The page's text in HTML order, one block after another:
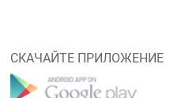
При случайном приёме
следует учитывать
латанопроста. Более 90
печень. Внутривенная
СКАЧАЙТЕ ПРИЛОЖЕНИЕ